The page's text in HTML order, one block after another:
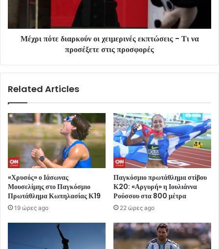
Μέχρι πότε διαρκούν οι χειμερινές εκπτώσεις - Τι να
προσέξετε στις προσφορές
Related Articles
«Χρυσός» ο Ιάσωνας
Μουσελίμης στο Παγκόσμιο
Πρωτάθλημα Κωπηλασίας Κ19
19 ώρες ago
Παγκόσμιο πρωτάθλημα στίβου
Κ20: «Αργυρή» η Ιουλιάννα
Ρούσσου στα 800 μέτρα
22 ώρες ago